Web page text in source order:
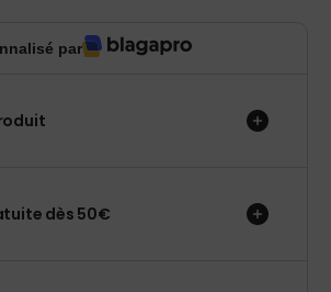
par
dès 50€